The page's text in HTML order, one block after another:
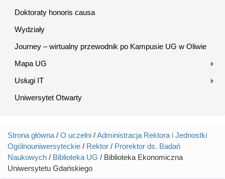
Doktoraty honoris causa
Wydziały
Journey – wirtualny przewodnik po Kampusie UG w Oliwie
Mapa UG
Usługi IT
Uniwersytet Otwarty
Jesteś tutaj
Strona główna / O uczelni /Administracja Rektora i Jednostki
Ogólnouniwersyteckie / Rektor / Prorektor ds. Badań
Naukowych / Biblioteka UG / Biblioteka Ekonomiczna
Uniwersytetu Gdańskiego